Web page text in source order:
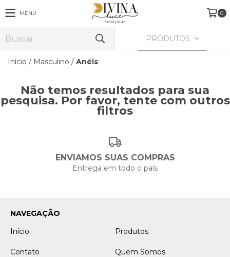
MENU 0
PRODUTOS
Início / Masculino / Anéis
Não temos resultados para sua
pesquisa. Por favor, tente com outros
filtros
ENVIAMOS SUAS COMPRAS
Entrega em todo o país
NAVEGAÇÃO
Início
Produtos
Contato Quem Somos